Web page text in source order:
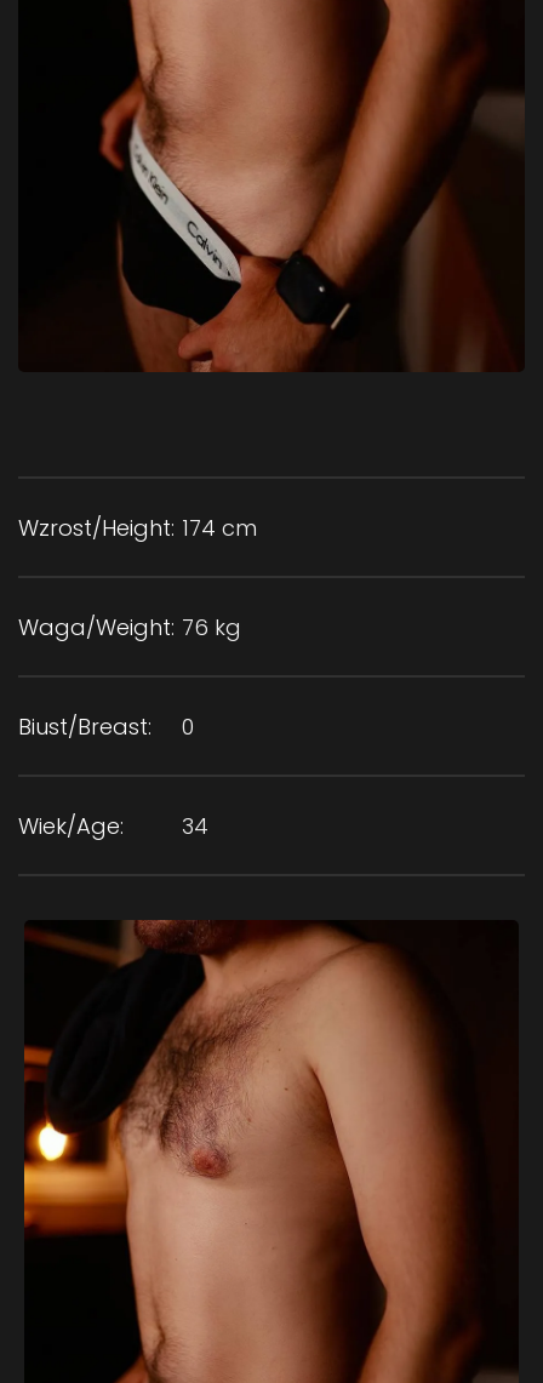
Wzrost/Height: 174 cm
Waga/Weight: 76 kg
Biust/Breast: 0
Wiek/Age: 34